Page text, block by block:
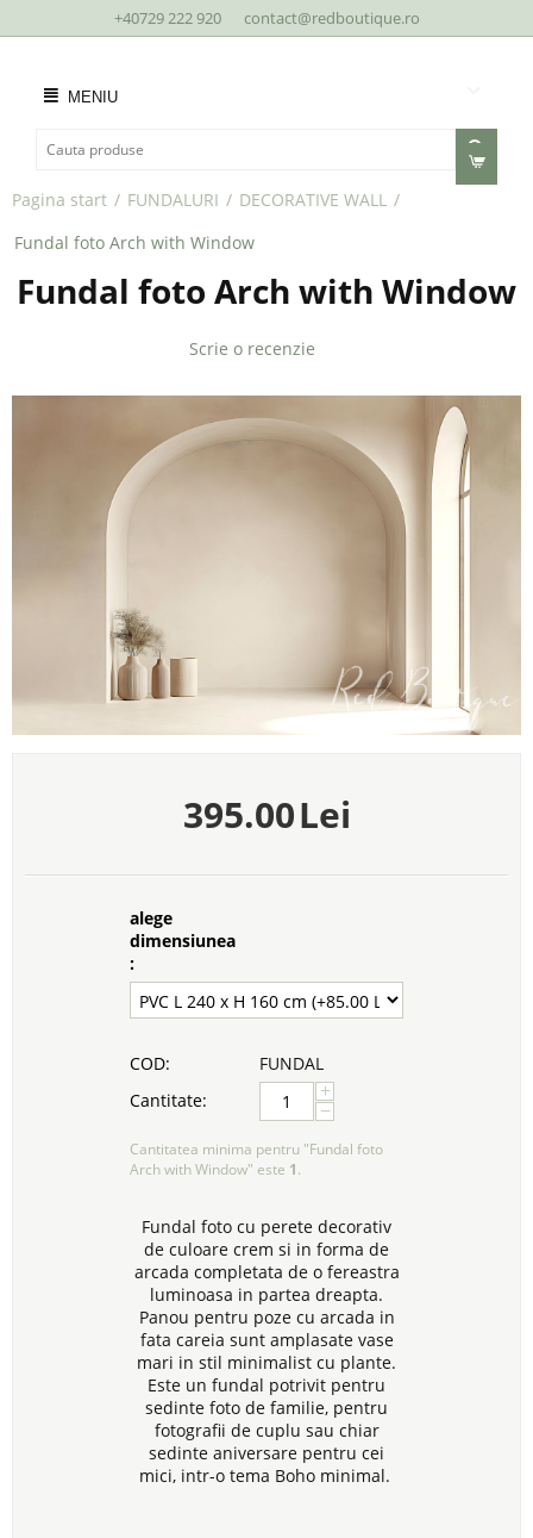
+40729 222 920 contact@redboutique.ro
MENIU
Pagina start / FUNDALURI / DECORATIVE WALL /
Fundal foto Arch with Window
Fundal foto Arch with Window
Scrie o recenzie
395.00Lei
alege
dimensiunea
:
COD:
FUNDAL
Cantitate:
+
−
Cantitatea minima pentru "Fundal foto
Arch with Window" este 1.
Fundal foto cu perete decorativ
de culoare crem si in forma de
arcada completata de o fereastra
luminoasa in partea dreapta.
Panou pentru poze cu arcada in
fata careia sunt amplasate vase
mari in stil minimalist cu plante.
Este un fundal potrivit pentru
sedinte foto de familie, pentru
fotografii de cuplu sau chiar
sedinte aniversare pentru cei
mici, intr-o tema Boho minimal.